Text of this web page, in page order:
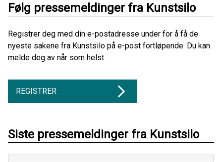
Følg pressemeldinger fra Kunstsilo
Registrer deg med din e-postadresse under for å få de
nyeste sakene fra Kunstsilo på e-post fortløpende. Du kan
melde deg av når som helst.
REGISTRER
Siste pressemeldinger fra Kunstsilo